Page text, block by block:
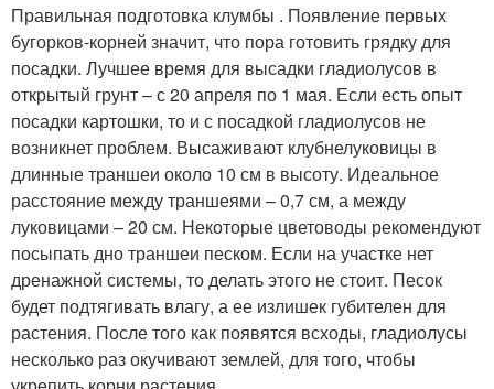
Правильная подготовка клумбы . Появление первых
бугорков-корней значит, что пора готовить грядку для
посадки. Лучшее время для высадки гладиолусов в
открытый грунт – с 20 апреля по 1 мая. Если есть опыт
посадки картошки, то и с посадкой гладиолусов не
возникнет проблем. Высаживают клубнелуковицы в
длинные траншеи около 10 см в высоту. Идеальное
расстояние между траншеями – 0,7 см, а между
луковицами – 20 см. Некоторые цветоводы рекомендуют
посыпать дно траншеи песком. Если на участке нет
дренажной системы, то делать этого не стоит. Песок
будет подтягивать влагу, а ее излишек губителен для
растения. После того как появятся всходы, гладиолусы
несколько раз окучивают землей, для того, чтобы